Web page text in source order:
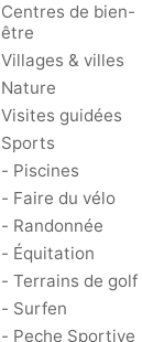
Centres de bien-
être
Villages & villes
Nature
Visites guidées
Sports
- Piscines
- Faire du vélo
- Randonnée
- Équitation
- Terrains de golf
- Surfen
- Peche Sportive